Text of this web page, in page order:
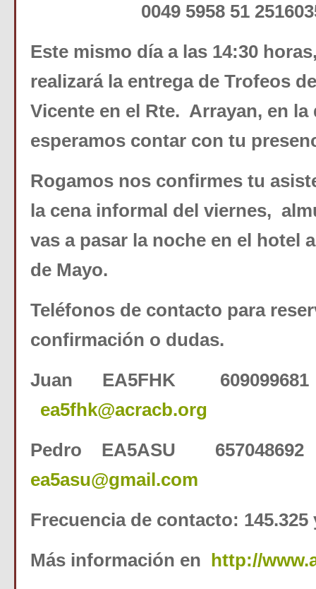
0049 5958 51
Este mismo día a las 14:30
realizará la entrega de Trofeos
Vicente en el Rte. Arrayan, en la
esperamos contar con tu
Rogamos nos confirmes tu
la cena informal del viernes,
vas a pasar la noche en el hotel
de Mayo.
Teléfonos de contacto para
confirmación o dudas.
Juan EA5FHK
ea5fhk@acracb.org
Pedro EA5ASU
ea5asu@gmail.com
Frecuencia de contacto: 145.325
Más información en http://